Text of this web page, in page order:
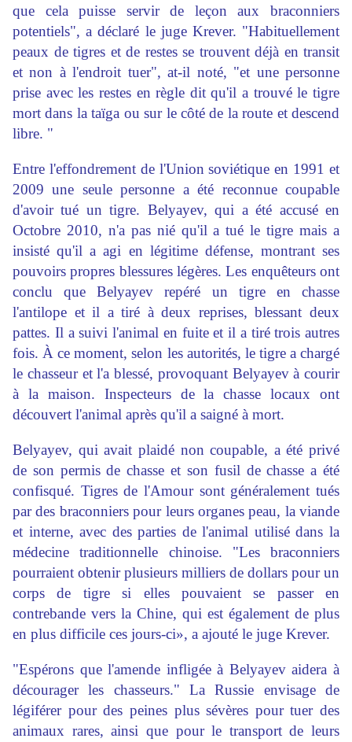
que cela puisse servir de leçon aux braconniers
potentiels", a déclaré le juge Krever. "Habituellement
peaux de tigres et de restes se trouvent déjà en transit
et non à l'endroit tuer", at-il noté, "et une personne
prise avec les restes en règle dit qu'il a trouvé le tigre
mort dans la taïga ou sur le côté de la route et descend
libre. "
Entre l'effondrement de l'Union soviétique en 1991 et
2009 une seule personne a été reconnue coupable
d'avoir tué un tigre. Belyayev, qui a été accusé en
Octobre 2010, n'a pas nié qu'il a tué le tigre mais a
insisté qu'il a agi en légitime défense, montrant ses
pouvoirs propres blessures légères. Les enquêteurs ont
conclu que Belyayev repéré un tigre en chasse
l'antilope et il a tiré à deux reprises, blessant deux
pattes. Il a suivi l'animal en fuite et il a tiré trois autres
fois. À ce moment, selon les autorités, le tigre a chargé
le chasseur et l'a blessé, provoquant Belyayev à courir
à la maison. Inspecteurs de la chasse locaux ont
découvert l'animal après qu'il a saigné à mort.
Belyayev, qui avait plaidé non coupable, a été privé
de son permis de chasse et son fusil de chasse a été
confisqué. Tigres de l'Amour sont généralement tués
par des braconniers pour leurs organes peau, la viande
et interne, avec des parties de l'animal utilisé dans la
médecine traditionnelle chinoise. "Les braconniers
pourraient obtenir plusieurs milliers de dollars pour un
corps de tigre si elles pouvaient se passer en
contrebande vers la Chine, qui est également de plus
en plus difficile ces jours-ci», a ajouté le juge Krever.
"Espérons que l'amende infligée à Belyayev aidera à
décourager les chasseurs." La Russie envisage de
légiférer pour des peines plus sévères pour tuer des
animaux rares, ainsi que pour le transport de leurs